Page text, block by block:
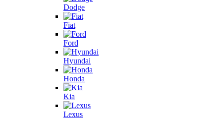
Dodge
Fiat
Ford
Hyundai
Honda
Kia
Lexus